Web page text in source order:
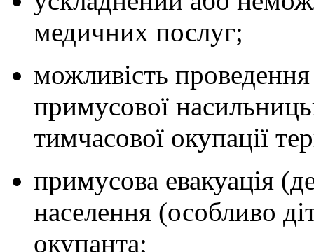
медичних послуг;
можливість
примусової
тимчасової окупації
примусова евакуація
населення (особливо
окупанта;